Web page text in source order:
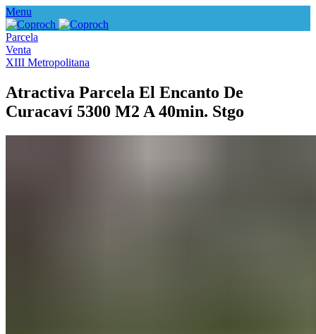
Menu
Parcela
Venta
XIII Metropolitana
Atractiva Parcela El Encanto De
Curacaví 5300 M2 A 40min. Stgo